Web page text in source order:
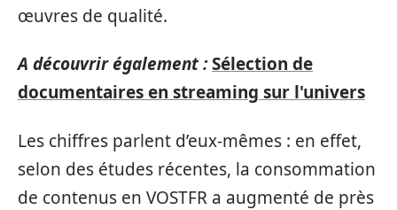
œuvres de qualité.
A découvrir également :Sélection de
documentaires en streaming sur l'univers
Les chiffres parlent d’eux-mêmes : en effet,
selon des études récentes, la consommation
de contenus en VOSTFR a augmenté de près